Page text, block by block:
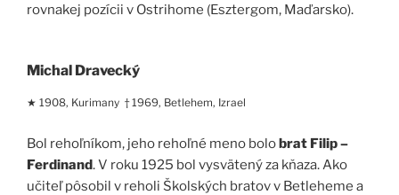
rovnakej pozícii v Ostrihome (Esztergom, Maďarsko).
Michal Dravecký
★ 1908, Kurimany † 1969, Betlehem, Izrael
Bol rehoľníkom, jeho rehoľné meno bolobrat Filip –
Ferdinand. V roku 1925 bol vysvätený za kňaza. Ako
učiteľ pôsobil v reholi Školských bratov v Betleheme a